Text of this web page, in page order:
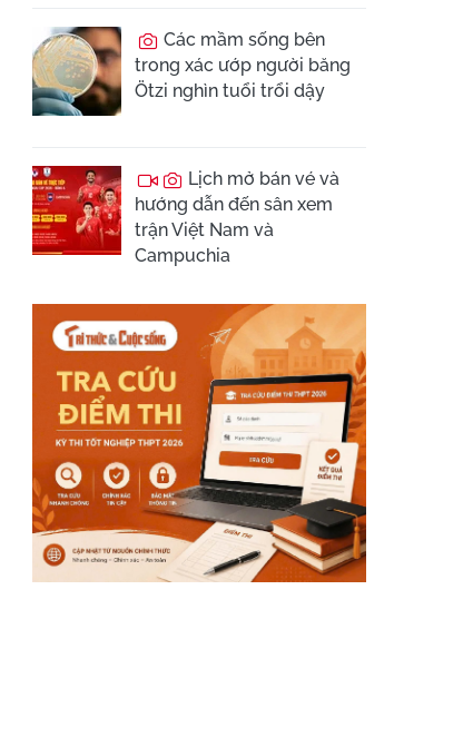
Các mầm sống bên
trong xác ướp người băng
Ötzi nghìn tuổi trổi dậy
Lịch mở bán vé và
hướng dẫn đến sân xem
trận Việt Nam và
Campuchia